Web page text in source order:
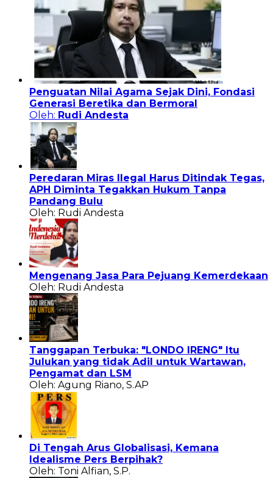
Penguatan Nilai Agama Sejak Dini, Fondasi
Generasi Beretika dan Bermoral
Oleh: Rudi Andesta
Peredaran Miras Ilegal Harus Ditindak Tegas,
APH Diminta Tegakkan Hukum Tanpa
Pandang Bulu
Oleh: Rudi Andesta
Mengenang Jasa Para Pejuang Kemerdekaan
Oleh: Rudi Andesta
Tanggapan Terbuka: "LONDO IRENG" Itu
Julukan yang tidak Adil untuk Wartawan,
Pengamat dan LSM
Oleh: Agung Riano, S.AP
Di Tengah Arus Globalisasi, Kemana
Idealisme Pers Berpihak?
Oleh: Toni Alfian, S.P.